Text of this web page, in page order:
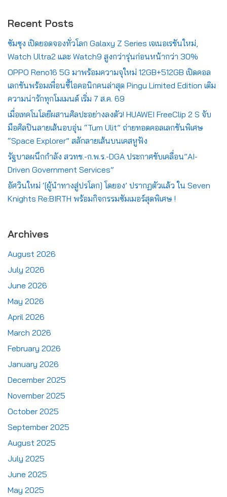
Recent Posts
ซัมซุง เปิดยอดจองทั่วโลก Galaxy Z Series เจเนอเรชันใหม่,
Watch Ultra2 และ Watch9 สูงกว่ารุ่นก่อนหน้ากว่า 30%
OPPO Reno16 5G มาพร้อมความจุใหม่ 12GB+512GB เปิดคอล
เลกชันพร้อมเพื่อนซี้ไอคอนิกคนล่าสุด Pingu Limited Edition เติม
ความน่ารักทุกโมเมนต์ เริ่ม 7 ส.ค. 69
เมื่อเทคโนโลยีผสานศิลปะอย่างลงตัว! HUAWEI FreeClip 2 S จับ
มือศิลปินลายเส้นอบอุ่น “Tum Ulit” ถ่ายทอดคอลเลกชันพิเศษ
“Space Explorer” สลักลายเส้นบนเคสหูฟัง
รัฐบาลผนึกกำลัง สวทช.-ก.พ.ร.-DGA ประกาศขับเคลื่อน”AI-
Driven Government Services”
อัศวินใหม่ ‘[ผู้นำทางสู่ปรโลก] โดยอง’ ปรากฏตัวแล้ว ใน Seven
Knights Re:BIRTH พร้อมกิจกรรมซัมเมอร์สุดพิเศษ !
Archives
August 2026
July 2026
June 2026
May 2026
April 2026
March 2026
February 2026
January 2026
December 2025
November 2025
October 2025
September 2025
August 2025
July 2025
June 2025
May 2025